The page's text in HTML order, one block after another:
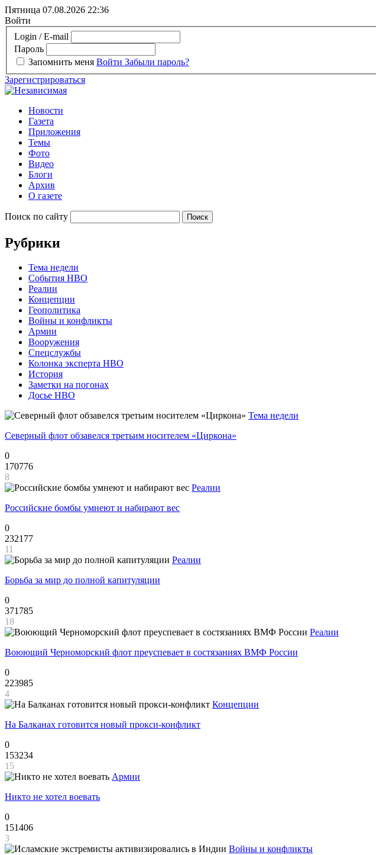
Пятница 07.08.2026 22:36
Войти
Login / E-mail
Пароль
Запомнить меня Войти Забыли пароль?
Зарегистрироваться
Новости
Газета
Приложения
Темы
Фото
Видео
Блоги
Архив
О газете
Поиск по сайту
Рубрики
Тема недели
События НВО
Реалии
Концепции
Геополитика
Войны и конфликты
Армии
Вооружения
Спецслужбы
Колонка эксперта НВО
История
Заметки на погонах
Досье НВО
Тема недели
Северный флот обзавелся третьим носителем «Циркона»
0
170776
8
Реалии
Российские бомбы умнеют и набирают вес
0
232177
11
Реалии
Борьба за мир до полной капитуляции
0
371785
18
Реалии
Воюющий Черноморский флот преуспевает в состязаниях ВМФ России
0
223985
4
Концепции
На Балканах готовится новый прокси-конфликт
0
153234
15
Армии
Никто не хотел воевать
0
151406
3
Войны и конфликты